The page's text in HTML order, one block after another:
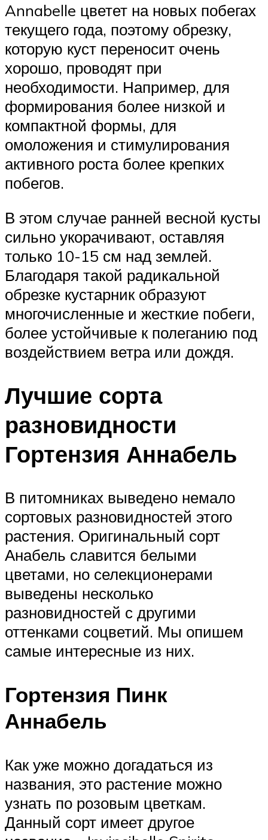
Annabelle цветет на новых побегах
текущего года, поэтому обрезку,
которую куст переносит очень
хорошо, проводят при
необходимости. Например, для
формирования более низкой и
компактной формы, для
омоложения и стимулирования
активного роста более крепких
побегов.
В этом случае ранней весной кусты
сильно укорачивают, оставляя
только 10-15 см над землей.
Благодаря такой радикальной
обрезке кустарник образуют
многочисленные и жесткие побеги,
более устойчивые к полеганию под
воздействием ветра или дождя.
Лучшие сорта
разновидности
Гортензия Аннабель
В питомниках выведено немало
сортовых разновидностей этого
растения. Оригинальный сорт
Анабель славится белыми
цветами, но селекционерами
выведены несколько
разновидностей с другими
оттенками соцветий. Мы опишем
самые интересные из них.
Гортензия Пинк
Аннабель
Как уже можно догадаться из
названия, это растение можно
узнать по розовым цветкам.
Данный сорт имеет другое